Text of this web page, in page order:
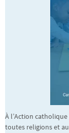
À l’Action
toutes religions et